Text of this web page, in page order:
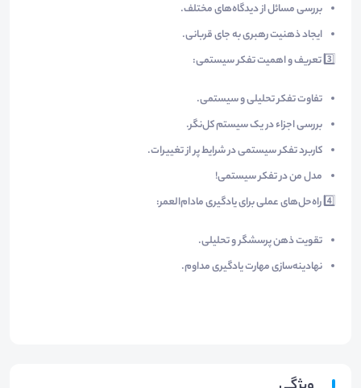
بررسی مسائل از دیدگاه‌های مختلف.
ایجاد ذهنیت رهبری به جای قربانی.
3️⃣تعریف و اهمیت تفکر سیستمی:
تفاوت تفکر تحلیلی و سیستمی.
بررسی اجزاء در یک سیستم کل‌نگر.
کاربرد تفکر سیستمی در شرایط پر از تغییرات.
مدل من در تفکر سیستمی!
4️⃣راه‌حل‌های عملی برای یادگیری مادام‌العمر:
تقویت ذهن پرسشگر و تحلیلی.
نهادینه‌سازی مهارت یادگیری مداوم.